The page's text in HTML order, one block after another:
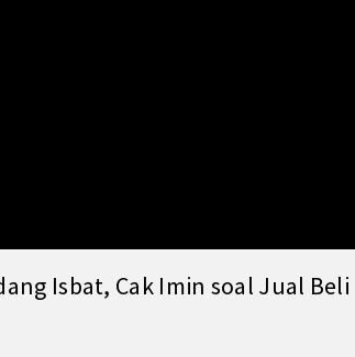
Isbat, Cak Imin soal Jual Beli